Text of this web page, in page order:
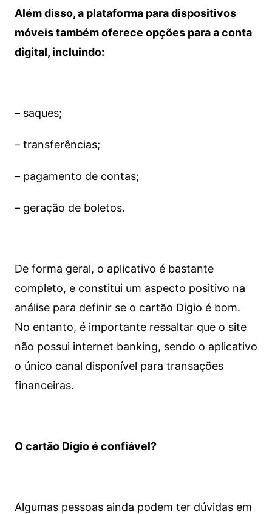
Além disso, a plataforma para dispositivos
móveis também oferece opções para a conta
digital, incluindo:
– saques;
– transferências;
– pagamento de contas;
– geração de boletos.
De forma geral, o aplicativo é bastante
completo, e constitui um aspecto positivo na
análise para definir se o cartão Digio é bom.
No entanto, é importante ressaltar que o site
não possui internet banking, sendo o aplicativo
o único canal disponível para transações
financeiras.
O cartão Digio é confiável?
Algumas pessoas ainda podem ter dúvidas em